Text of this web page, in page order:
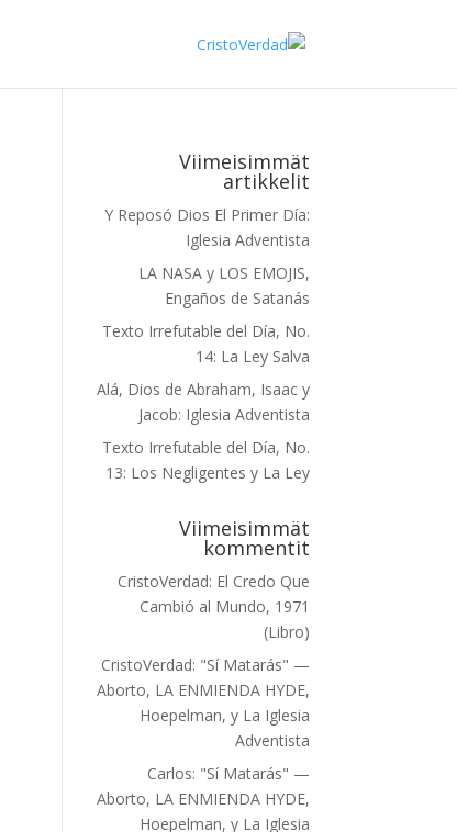
Viimeisimmät
artikkelit
Y Reposó Dios El Primer Día:
Iglesia Adventista
LA NASA y LOS EMOJIS,
Engaños de Satanás
Texto Irrefutable del Día, No.
14: La Ley Salva
Alá, Dios de Abraham, Isaac y
Jacob: Iglesia Adventista
Texto Irrefutable del Día, No.
13: Los Negligentes y La Ley
Viimeisimmät
kommentit
CristoVerdad: El Credo Que
Cambió al Mundo, 1971
(Libro)
CristoVerdad: "Sí Matarás" —
Aborto, LA ENMIENDA HYDE,
Hoepelman, y La Iglesia
Adventista
Carlos: "Sí Matarás" —
Aborto, LA ENMIENDA HYDE,
Hoepelman, y La Iglesia